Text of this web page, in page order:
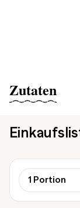
Zutaten